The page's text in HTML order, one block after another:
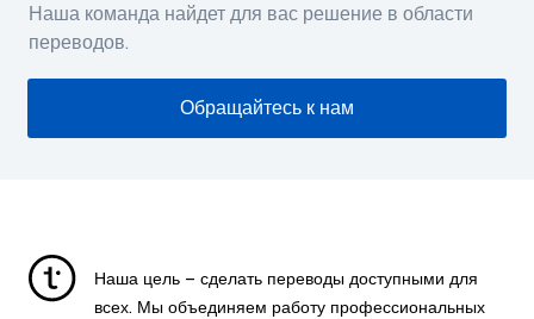
Наша команда найдет для вас решение в области
переводов.
Обращайтесь к нам
Наша цель – сделать переводы доступными для
всех. Мы объединяем работу профессиональных